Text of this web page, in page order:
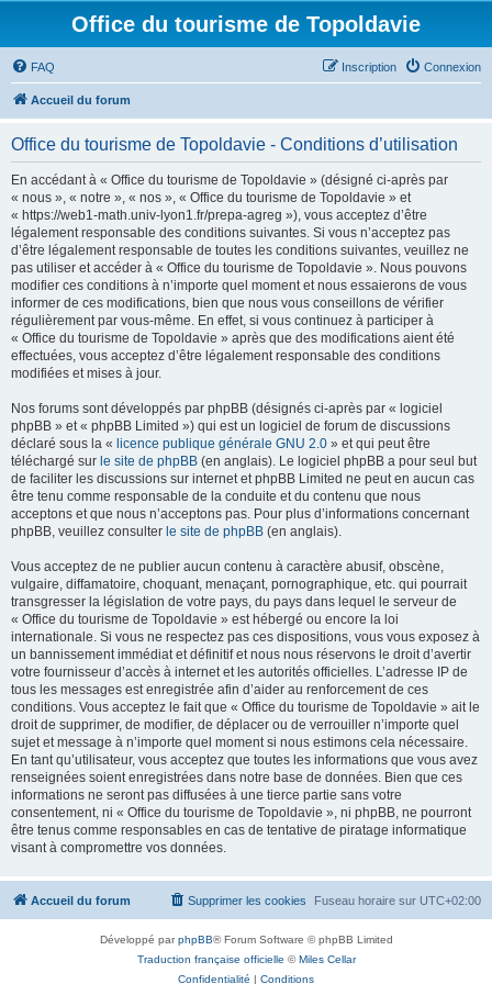
Office du tourisme de Topoldavie
FAQ Connexion
Inscription
Accueil du forum
Office du tourisme de Topoldavie - Conditions d’utilisation
En accédant à « Office du tourisme de Topoldavie » (désigné ci-après par
« nous », « notre », « nos », « Office du tourisme de Topoldavie » et
« https://web1-math.univ-lyon1.fr/prepa-agreg »), vous acceptez d’être
légalement responsable des conditions suivantes. Si vous n’acceptez pas
d’être légalement responsable de toutes les conditions suivantes, veuillez ne
pas utiliser et accéder à « Office du tourisme de Topoldavie ». Nous pouvons
modifier ces conditions à n’importe quel moment et nous essaierons de vous
informer de ces modifications, bien que nous vous conseillons de vérifier
régulièrement par vous-même. En effet, si vous continuez à participer à
« Office du tourisme de Topoldavie » après que des modifications aient été
effectuées, vous acceptez d’être légalement responsable des conditions
modifiées et mises à jour.
Nos forums sont développés par phpBB (désignés ci-après par « logiciel
phpBB » et « phpBB Limited ») qui est un logiciel de forum de discussions
déclaré sous la « licence publique générale GNU 2.0 » et qui peut être
téléchargé sur le site de phpBB (en anglais). Le logiciel phpBB a pour seul but
de faciliter les discussions sur internet et phpBB Limited ne peut en aucun cas
être tenu comme responsable de la conduite et du contenu que nous
acceptons et que nous n’acceptons pas. Pour plus d’informations concernant
phpBB, veuillez consulter le site de phpBB (en anglais).
Vous acceptez de ne publier aucun contenu à caractère abusif, obscène,
vulgaire, diffamatoire, choquant, menaçant, pornographique, etc. qui pourrait
transgresser la législation de votre pays, du pays dans lequel le serveur de
« Office du tourisme de Topoldavie » est hébergé ou encore la loi
internationale. Si vous ne respectez pas ces dispositions, vous vous exposez à
un bannissement immédiat et définitif et nous nous réservons le droit d’avertir
votre fournisseur d’accès à internet et les autorités officielles. L’adresse IP de
tous les messages est enregistrée afin d’aider au renforcement de ces
conditions. Vous acceptez le fait que « Office du tourisme de Topoldavie » ait le
droit de supprimer, de modifier, de déplacer ou de verrouiller n’importe quel
sujet et message à n’importe quel moment si nous estimons cela nécessaire.
En tant qu’utilisateur, vous acceptez que toutes les informations que vous avez
renseignées soient enregistrées dans notre base de données. Bien que ces
informations ne seront pas diffusées à une tierce partie sans votre
consentement, ni « Office du tourisme de Topoldavie », ni phpBB, ne pourront
être tenus comme responsables en cas de tentative de piratage informatique
visant à compromettre vos données.
Accueil du forum Fuseau horaire sur UTC+02:00
Supprimer les cookies
Développé parphpBB® Forum Software © phpBB Limited
Traduction française officielle ©Miles Cellar
Confidentialité | Conditions